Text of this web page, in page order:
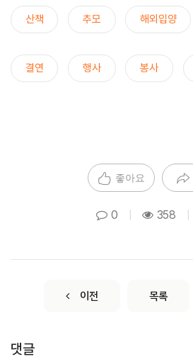
산책 추모 해외입양
결연 행사 봉사
좋아요
0 358
이전 목록
댓글